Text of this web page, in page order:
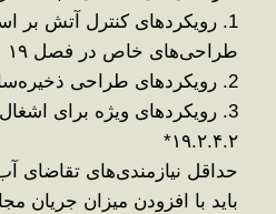
1. رویکردهای کنترل آتش بر
طراحی‌های خاص در فصل ۱۹
2. رویکردهای طراحی
3. رویکردهای ویژه برای
۱۹.۲.۴.۲*
حداقل نیازمندی‌های تقاضای
باید با افزودن میزان جریان